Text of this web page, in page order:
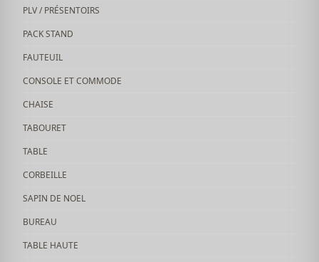
PLV / PRÉSENTOIRS
PACK STAND
FAUTEUIL
CONSOLE ET COMMODE
CHAISE
TABOURET
TABLE
CORBEILLE
SAPIN DE NOEL
BUREAU
TABLE HAUTE